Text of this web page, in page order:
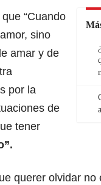
“Cuando
sino
amar y de
por la
de
tener
querer olvidar no